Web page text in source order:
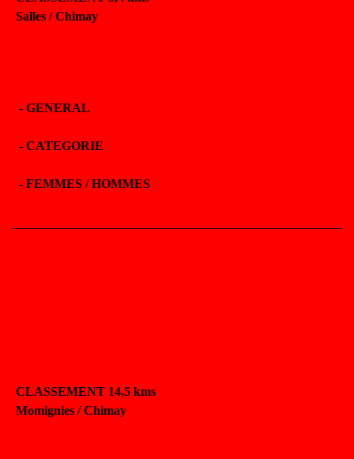
Salles / Chimay
- GENERAL
- CATEGORIE
- FEMMES / HOMMES
CLASSEMENT 14,5 kms
Momignies / Chimay